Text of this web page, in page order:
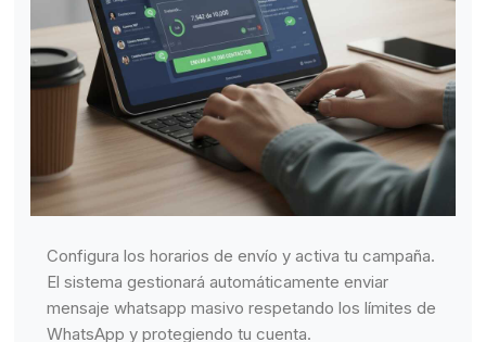
Configura los horarios de envío y activa tu campaña.
El sistema gestionará automáticamente enviar
mensaje whatsapp masivo respetando los límites de
WhatsApp y protegiendo tu cuenta.